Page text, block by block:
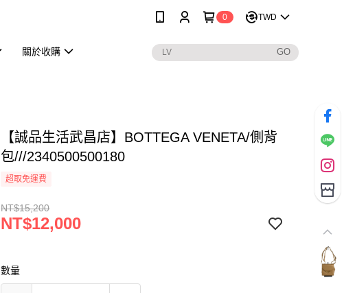
0 TWD
關於收購
【誠品生活武昌店】BOTTEGA VENETA/側背
包///2340500500180
超取免運費
NT$15,200
NT$12,000
數量